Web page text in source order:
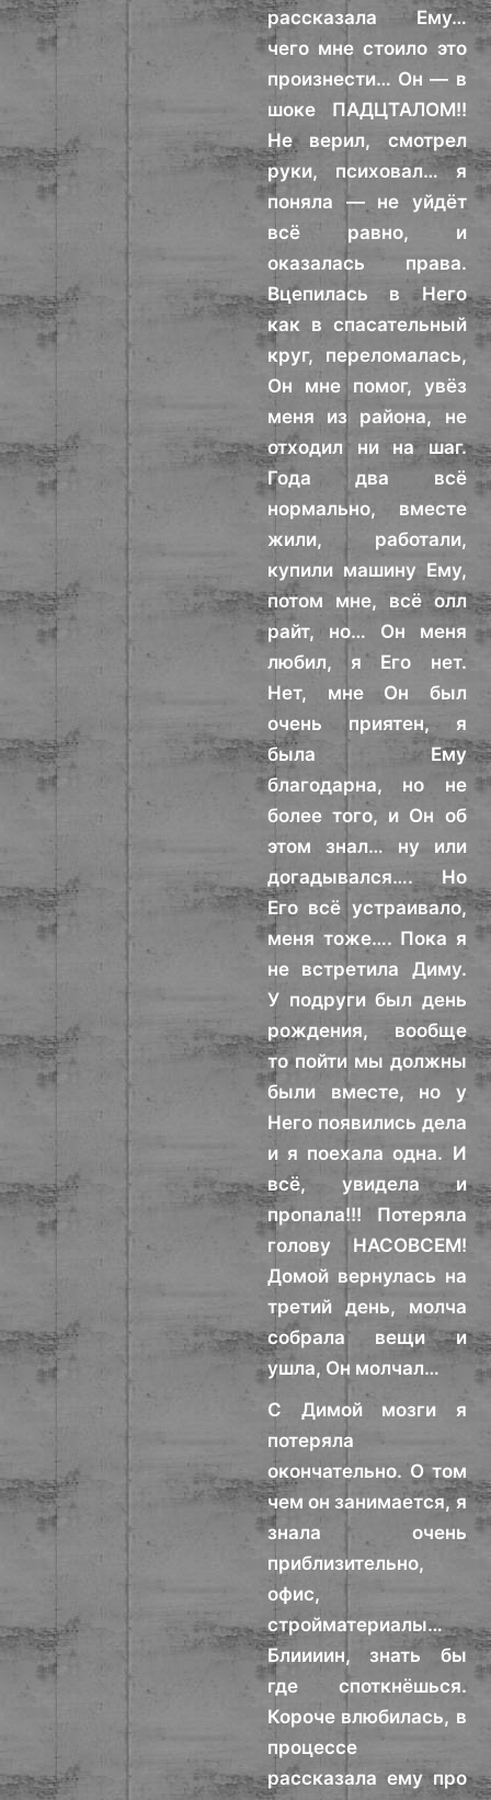
рассказала Ему…
чего мне стоило это
произнести… Он — в
шоке ПАДЦТАЛОМ!!
Не верил, смотрел
руки, психовал… я
поняла — не уйдёт
всё равно, и
оказалась права.
Вцепилась в Него
как в спасательный
круг, переломалась,
Он мне помог, увёз
меня из района, не
отходил ни на шаг.
Года два всё
нормально, вместе
жили, работали,
купили машину Ему,
потом мне, всё олл
райт, но… Он меня
любил, я Его нет.
Нет, мне Он был
очень приятен, я
была Ему
благодарна, но не
более того, и Он об
этом знал… ну или
догадывался…. Но
Его всё устраивало,
меня тоже…. Пока я
не встретила Диму.
У подруги был день
рождения, вообще
то пойти мы должны
были вместе, но у
Него появились дела
и я поехала одна. И
всё, увидела и
пропала!!! Потеряла
голову НАСОВСЕМ!
Домой вернулась на
третий день, молча
собрала вещи и
ушла, Он молчал…
С Димой мозги я
потеряла
окончательно. О том
чем он занимается, я
знала очень
приблизительно,
офис,
стройматериалы…
Блиииин, знать бы
где споткнёшься.
Короче влюбилась, в
процессе
рассказала ему про